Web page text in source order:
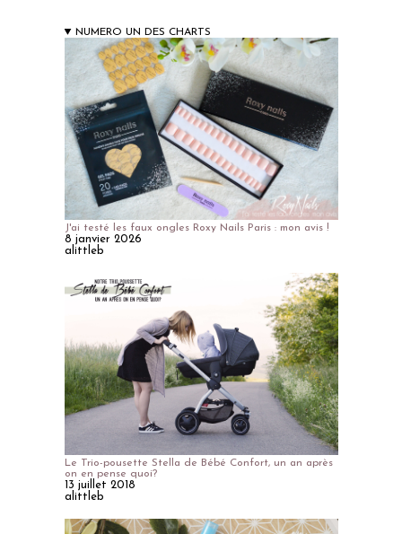
NUMERO UN DES CHARTS
J'ai testé les faux ongles Roxy Nails Paris : mon avis !
8 janvier 2026
alittleb
Le Trio-pousette Stella de Bébé Confort, un an après
on en pense quoi?
13 juillet 2018
alittleb